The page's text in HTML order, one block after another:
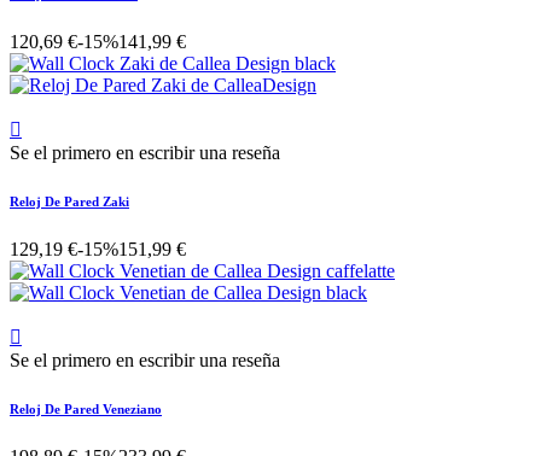
120,69 €-15%141,99 €

Se el primero en escribir una reseña
Reloj De Pared Zaki
129,19 €-15%151,99 €

Se el primero en escribir una reseña
Reloj De Pared Veneziano